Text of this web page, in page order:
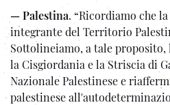
— Palestina. “Ricordiamo che
integrante del Territorio
Sottolineiamo, a tale
la Cisgiordania e la Striscia di
Nazionale Palestinese e
palestinese